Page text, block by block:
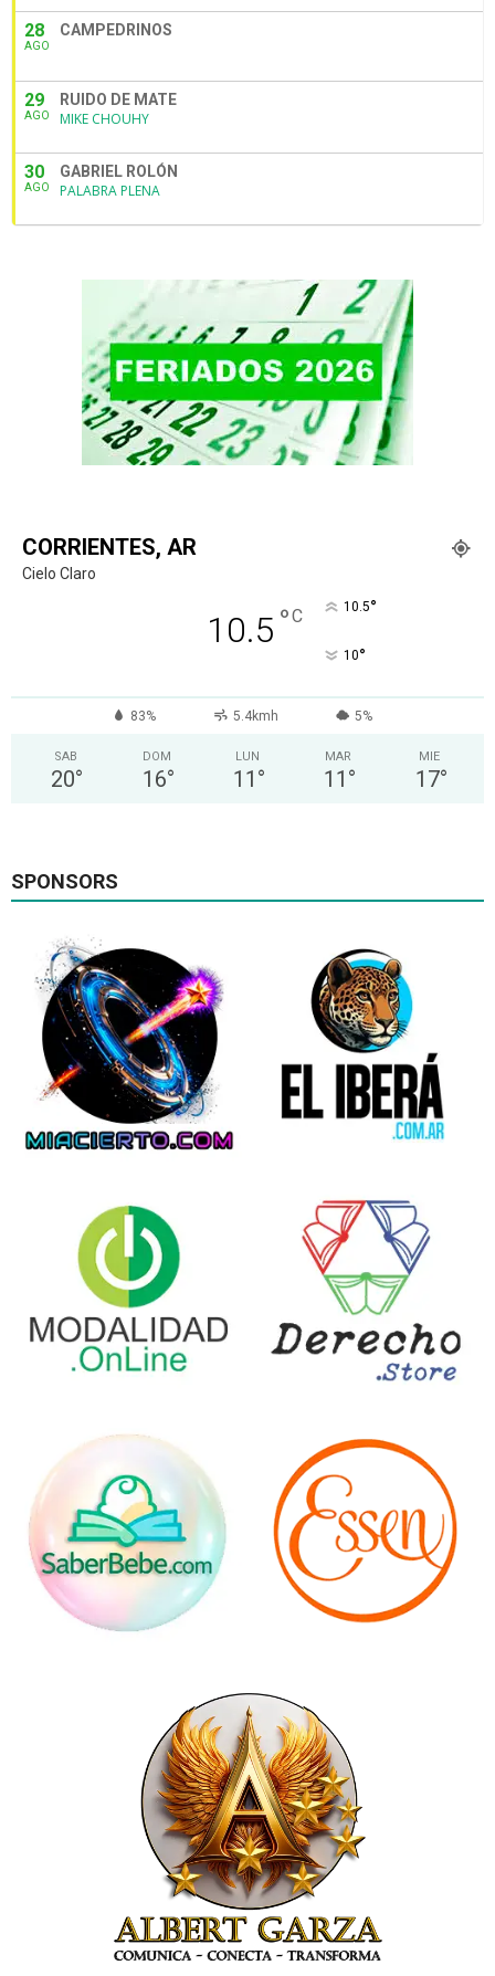
28
AGO
CAMPEDRINOS
29
AGO
RUIDO DE MATE
MIKE CHOUHY
30
AGO
GABRIEL ROLÓN
PALABRA PLENA
CORRIENTES, AR
Cielo Claro
10.5 °C 10.5°
10°
83% 5.4kmh 5%
SAB
20°
DOM
16°
LUN
11 °
MAR
11 °
MIE
17°
SPONSORS